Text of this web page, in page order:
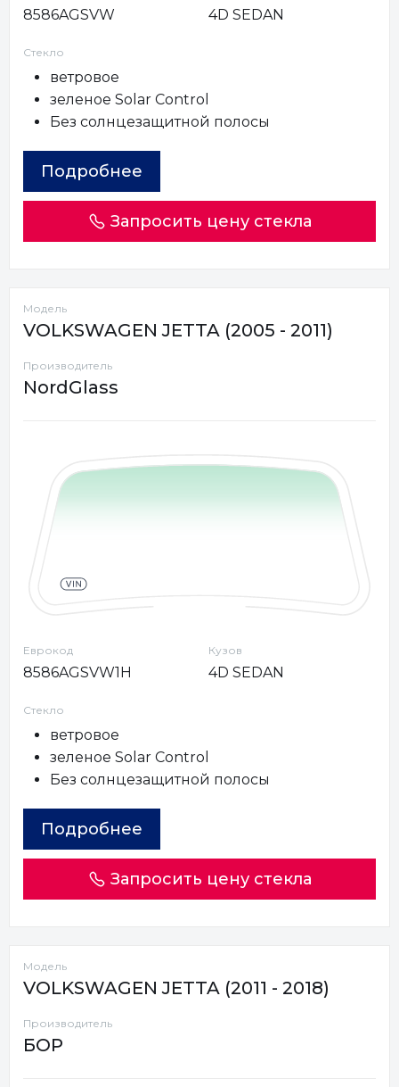
8586AGSVW 4D SEDAN
Стекло
ветровое
зеленое Solar Control
Без солнцезащитной полосы
Подробнее
Запросить цену стекла
Модель
VOLKSWAGEN JETTA (2005 - 2011)
Производитель
NordGlass
Еврокод
8586AGSVW1H
Кузов
4D SEDAN
Стекло
ветровое
зеленое Solar Control
Без солнцезащитной полосы
Подробнее
Запросить цену стекла
Модель
VOLKSWAGEN JETTA (2011 - 2018)
Производитель
БОР